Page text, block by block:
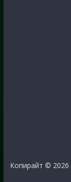
Копирайт © 2026